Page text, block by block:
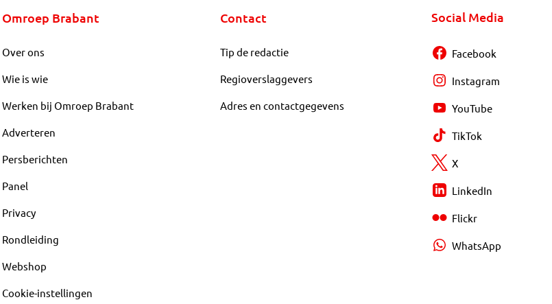
Omroep Brabant
Over ons
Wie is wie
Werken bij Omroep Brabant
Adverteren
Persberichten
Panel
Privacy
Rondleiding
Webshop
Cookie-instellingen
Contact
Tip de redactie
Regioverslaggevers
Adres en contactgegevens
Social Media
Facebook
Instagram
YouTube
TikTok
X
LinkedIn
Flickr
WhatsApp